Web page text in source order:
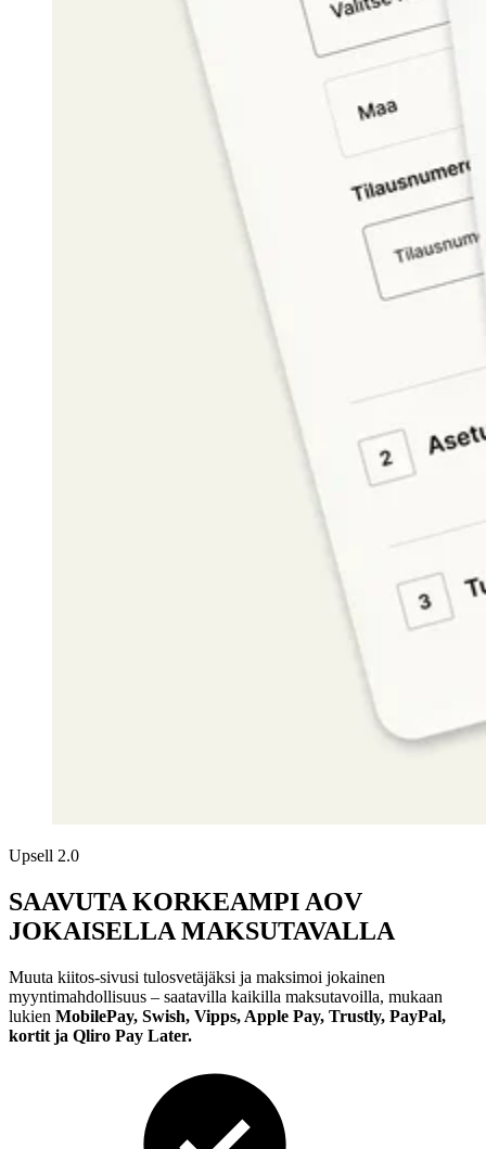
Upsell 2.0
SAAVUTA KORKEAMPI AOV
JOKAISELLA MAKSUTAVALLA
Muuta kiitos-sivusi tulosvetäjäksi ja maksimoi jokainen
myyntimahdollisuus – saatavilla kaikilla maksutavoilla, mukaan
lukien MobilePay, Swish, Vipps, Apple Pay, Trustly, PayPal,
kortit ja Qliro Pay Later.